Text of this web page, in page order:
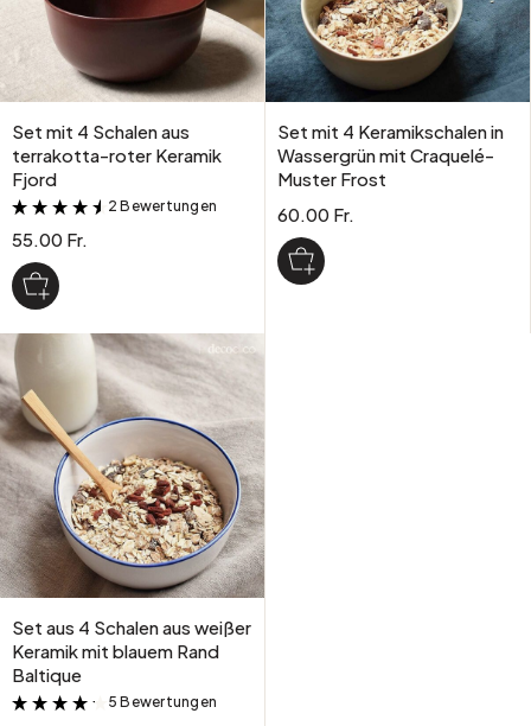
Set mit 4 Schalen aus
terrakotta-roter Keramik
Fjord
&
2 Bewertungen
55.00 Fr.
Set mit 4 Keramikschalen in
Wassergrün mit Craquelé-
Muster Frost
60.00 Fr.
Set aus 4 Schalen aus weißer
Keramik mit blauem Rand
Baltique
&
5 Bewertungen